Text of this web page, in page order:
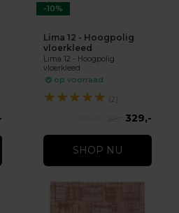
-10%
Lima 12 - Hoogpolig
vloerkleed
Lima 12 - Hoogpolig
vloerkleed
op voorraad
★★★★★ (2)
329,-
SHOP NU